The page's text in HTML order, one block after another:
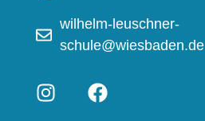
wilhelm-leuschner-
schule@wiesbaden.de